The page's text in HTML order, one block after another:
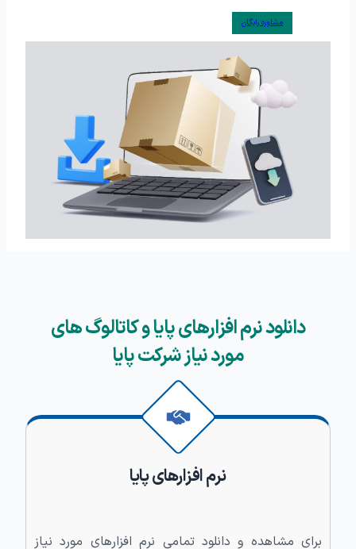
مشاوره رایگان
دانلود نرم افزارهای پایا و کاتالوگ های
مورد نیاز شرکت پایا
نرم افزارهای پایا
برای مشاهده و دانلود تمامی نرم افزارهای مورد نیاز